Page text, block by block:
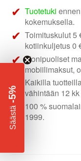
Tuotetuki
kokemuksella.
Toimituskulut 5
kotiinkuljetus 0
Monipuoliset
mobiilimaksut,
Kaikilla
vähintään 12
100 %
1999.
Säästä
-5%